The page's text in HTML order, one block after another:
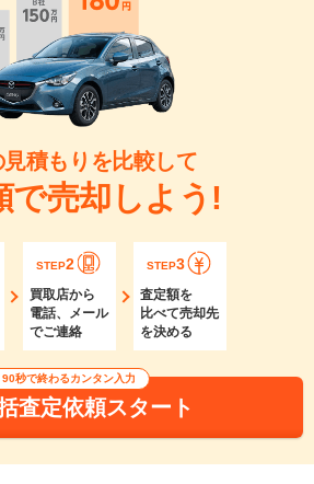
積もりを比較して
で売却しよう!
STEP2
買取店から
電話、メール
でご連絡
STEP3
査定額を
比べて売却先
を決める
90秒で終わるカンタン入力
査定依頼スタート